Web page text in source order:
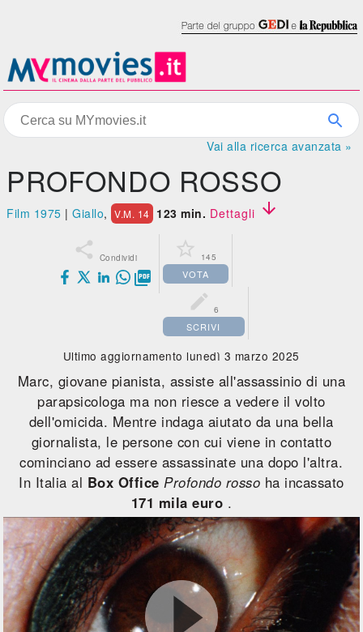
Vai alla ricerca avanzata »
PROFONDO ROSSO
Film 1975 |Giallo, V.M. 14 123 min. Dettagli 
 Condividi

 145
VOTA
 6
SCRIVI
Ultimo aggiornamento lunedì 3 marzo 2025
Marc, giovane pianista, assiste all'assassinio di una
parapsicologa ma non riesce a vedere il volto
dell'omicida. Mentre indaga aiutato da una bella
giornalista, le persone con cui viene in contatto
cominciano ad essere assassinate una dopo l'altra.
In Italia al Box Office Profondo rosso ha incassato
171 mila euro .